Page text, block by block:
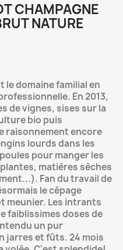
CHAMPAGNE
NATURE
le domaine familial en
En 2013,
de vignes, sises sur la
bio puis
raisonnement encore
lourds dans les
pour manger les
matières sèches
Fan du travail de
le cépage
meunier. Les intrants
faiblissimes doses de
un pur
jarres et fûts. 24 mois